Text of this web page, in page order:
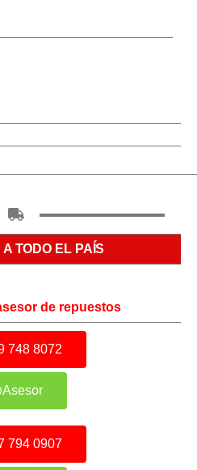
TODO EL PAÍS
de repuestos
748 8072
Asesor
794 0907